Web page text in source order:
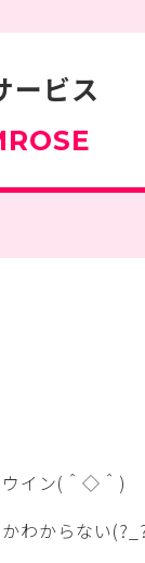
ービス
ウイン(＾◇＾)
わからない